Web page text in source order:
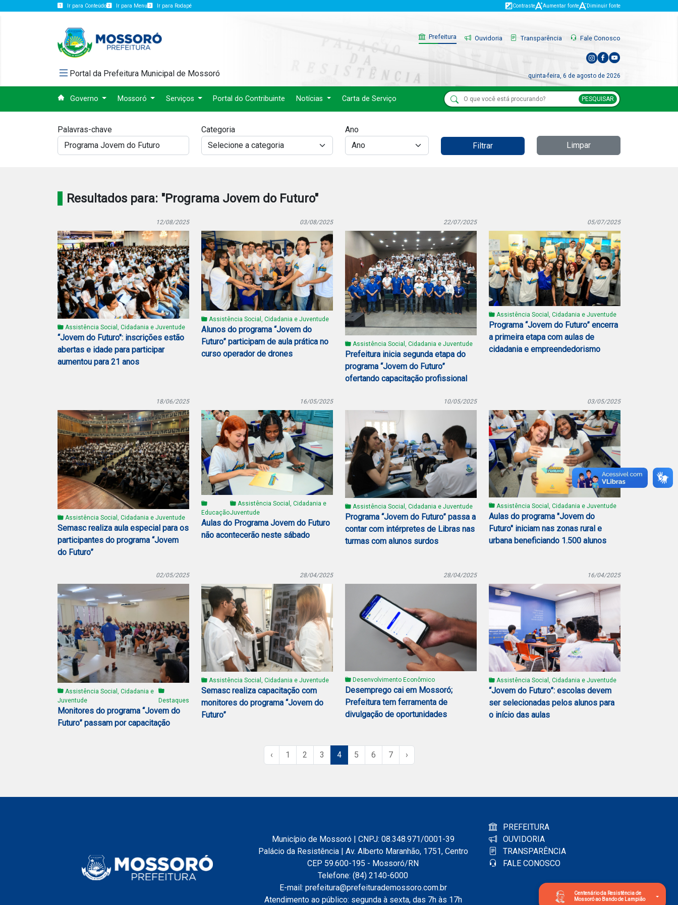
Centenário da Resistência de
Mossoró ao Bando de Lampião
Ir para Conteúdo Ir para Menu Ir para Rodapé Contraste Aumentar fonte Diminuir fonte
Portal da Prefeitura Municipal de Mossoró
Prefeitura Ouvidoria Transparência Fale Conosco
quinta-feira, 6 de agosto de 2026
Governo Mossoró Serviços Portal do Contribuinte Notícias Carta de Serviço PESQUISAR
Palavras-chave Categoria
Ano
Filtrar
Limpar
Resultados para: "Programa Jovem do Futuro"
12/08/2025
Assistência Social, Cidadania e Juventude
“Jovem do Futuro": inscrições estão
abertas e idade para participar
aumentou para 21 anos
03/08/2025
Assistência Social, Cidadania e Juventude
Alunos do programa “Jovem do
Futuro” participam de aula prática no
curso operador de drones
22/07/2025
Assistência Social, Cidadania e Juventude
Prefeitura inicia segunda etapa do
programa “Jovem do Futuro”
ofertando capacitação profissional
05/07/2025
Assistência Social, Cidadania e Juventude
Programa “Jovem do Futuro” encerra
a primeira etapa com aulas de
cidadania e empreendedorismo
18/06/2025
Assistência Social, Cidadania e Juventude
Semasc realiza aula especial para os
participantes do programa “Jovem
do Futuro”
16/05/2025
Educação
Assistência Social, Cidadania e
Juventude
Aulas do Programa Jovem do Futuro
não acontecerão neste sábado
10/05/2025
Assistência Social, Cidadania e Juventude
Programa “Jovem do Futuro” passa a
contar com intérpretes de Libras nas
turmas com alunos surdos
03/05/2025
Assistência Social, Cidadania e Juventude
Aulas do programa "Jovem do
Futuro" iniciam nas zonas rural e
urbana beneficiando 1.500 alunos
02/05/2025
Assistência Social, Cidadania e
Juventude
Destaques
Monitores do programa “Jovem do
Futuro” passam por capacitação
28/04/2025
Assistência Social, Cidadania e Juventude
Semasc realiza capacitação com
monitores do programa “Jovem do
Futuro”
28/04/2025
Desenvolvimento Econômico
Desemprego cai em Mossoró;
Prefeitura tem ferramenta de
divulgação de oportunidades
16/04/2025
Assistência Social, Cidadania e Juventude
“Jovem do Futuro”: escolas devem
ser selecionadas pelos alunos para
o início das aulas
‹ 1 2 3 4 5 6 7 ›
Município de Mossoró | CNPJ: 08.348.971/0001-39
Palácio da Resistência | Av. Alberto Maranhão, 1751, Centro
CEP 59.600-195 - Mossoró/RN
Telefone: (84) 2140-6000
E-mail: prefeitura@prefeiturademossoro.com.br
Atendimento ao público: segunda à sexta, das 7h às 17h
PREFEITURA
OUVIDORIA
TRANSPARÊNCIA
FALE CONOSCO